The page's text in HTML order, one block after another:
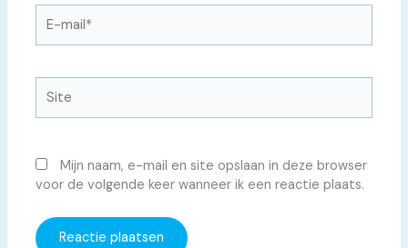
mail*
Mijn naam, e-mail en site opslaan in deze browser
voor de volgende keer wanneer ik een reactie plaats.